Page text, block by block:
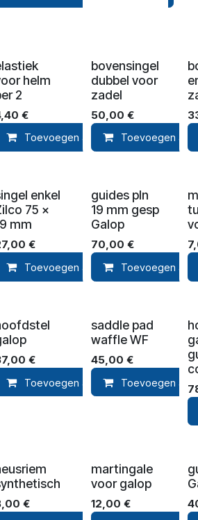
helm
2
€
Toevoegen aan winkelmandje
bovensingel
dubbel voor
zadel
50,00 €
Toevoegen aan
enkel
75 x
mm
€
Toevoegen aan winkelmandje
guides pln
19 mm gesp
Galop
70,00 €
Toevoegen aan
€
Toevoegen aan winkelmandje
saddle pad
waffle WF
45,00 €
Toevoegen aan
€
martingale
voor galop
12,00 €